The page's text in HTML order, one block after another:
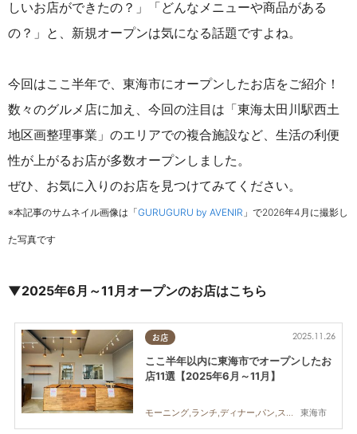
しいお店ができたの？」「どんなメニューや商品がある
の？」と、新規オープンは気になる話題ですよね。
今回はここ半年で、東海市にオープンしたお店をご紹介！
数々のグルメ店に加え、今回の注目は 「東海太田川駅西土
地区画整理事業」のエリアでの複合施設など 、生活の利便
性が上がるお店が多数オープンしました。
ぜひ、 お気に入りのお店を見つけてみてください。
※本記事のサムネイル画像は「GURUGURU by AVENIR 」 で2026年4月に撮影し
た写真です
▼2025年6月～11月オープンのお店はこちら
お店
東海市
2025.11.26
ここ半年以内に東海市でオープンしたお
店11選【2025年6月～11月】
モーニング,ランチ,ディナー,パン,スイーツ,テイクアウト,開店,リニューアル,ビューティー,住まい,まとめ記事